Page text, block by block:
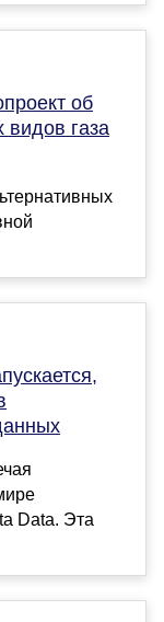
об
видов газа
Data. Эта